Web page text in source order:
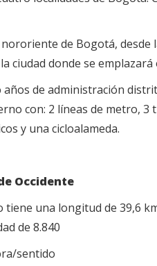
de Bogotá, desde
ciudad donde se
años de administración
con: 2 líneas de metro,
y una cicloalameda.
Occidente
tiene una longitud de 39,6
de 8.840
sentido